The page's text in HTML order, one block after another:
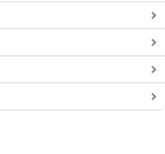
入社祝い金支給